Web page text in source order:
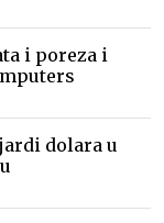
i poreza i
dolara u